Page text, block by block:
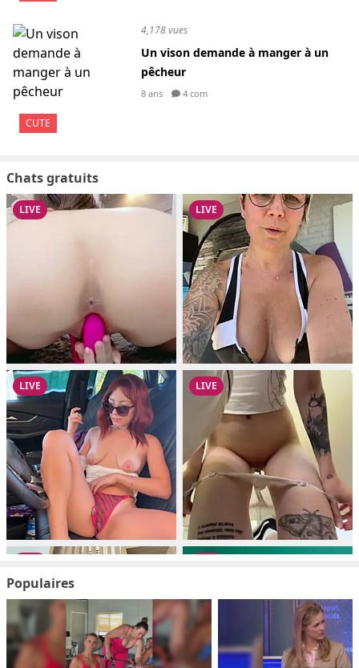
CUTE
4,178 vues
Un vison demande à manger à un
pêcheur
8 ans 4 com
Chats gratuits
Populaires